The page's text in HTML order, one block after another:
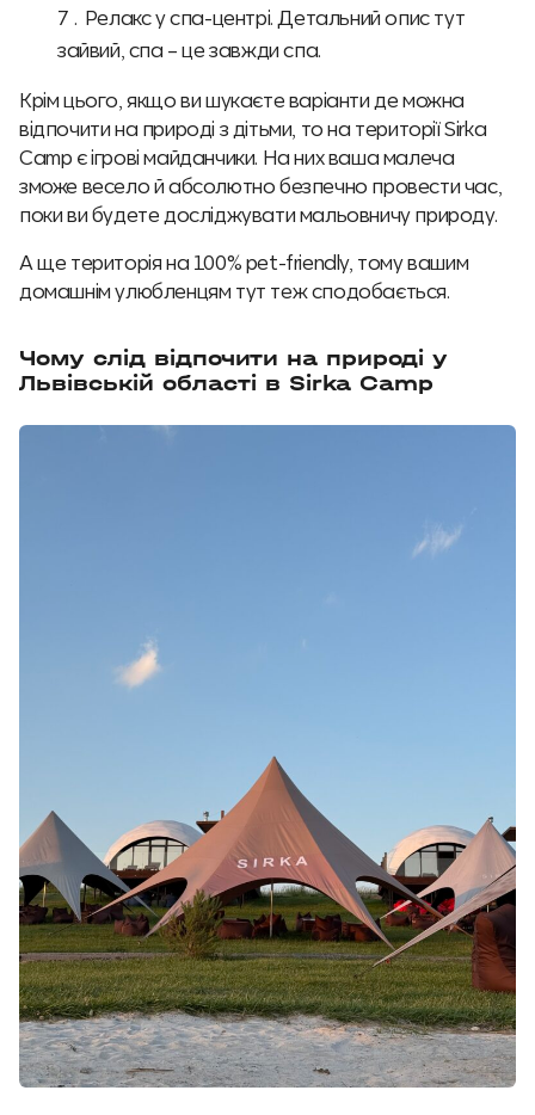
Релакс у спа-центрі. Детальний опис тут
зайвий, спа – це завжди спа.
Крім цього, якщо ви шукаєте варіанти де можна
відпочити на природі з дітьми, то на території Sirka
Camp є ігрові майданчики. На них ваша малеча
зможе весело й абсолютно безпечно провести час,
поки ви будете досліджувати мальовничу природу.
А ще територія на 100% pet-friendly, тому вашим
домашнім улюбленцям тут теж сподобається.
Чому слід відпочити на природі у
Львівській області в Sirka Camp